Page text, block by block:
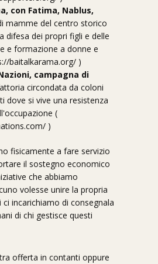
con Fatima, Nablus,
mamme del centro storico
difesa dei propri figli e delle
e formazione a donne e
baitalkarama.org/ )
campagna di
circondata da coloni
dove si vive una resistenza
(
)
fisicamente a fare servizio
il sostegno economico
che abbiamo
volesse unire la propria
incarichiamo di consegnala
di chi gestisce questi
offerta in contanti oppure